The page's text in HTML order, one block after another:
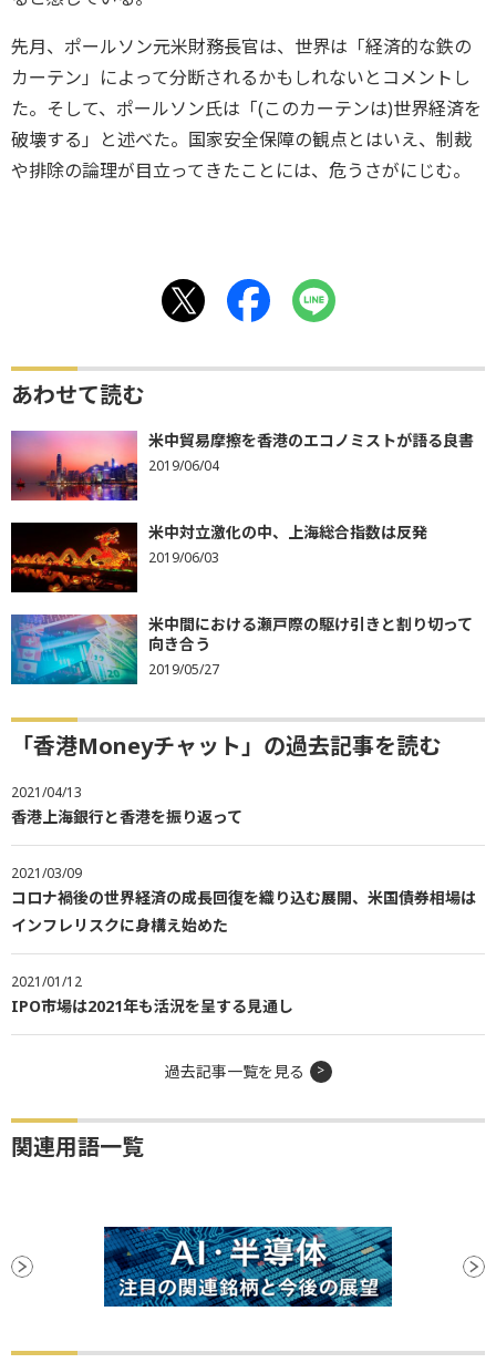
先月、ポールソン元米財務長官は、世界は「経済的な鉄の
カーテン」によって分断されるかもしれないとコメントし
た。そして、ポールソン氏は「(このカーテンは)世界経済を
破壊する」と述べた。国家安全保障の観点とはいえ、制裁
や排除の論理が目立ってきたことには、危うさがにじむ。
あわせて読む
米中貿易摩擦を香港のエコノミストが語る良書
2019/06/04
米中対立激化の中、上海総合指数は反発
2019/06/03
米中間における瀬戸際の駆け引きと割り切って
向き合う
2019/05/27
「香港Moneyチャット」の過去記事を読む
2021/04/13
香港上海銀行と香港を振り返って
2021/03/09
コロナ禍後の世界経済の成長回復を織り込む展開、米国債券相場は
インフレリスクに身構え始めた
2021/01/12
IPO市場は2021年も活況を呈する見通し
過去記事一覧を見る
関連用語一覧